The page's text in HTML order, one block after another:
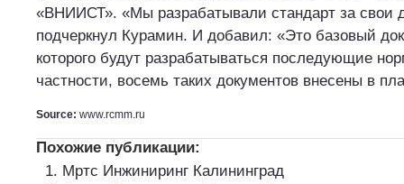
«ВНИИСТ». «Мы разрабатывали стандарт за свои
подчеркнул Курамин. И добавил: «Это базовый
которого будут разрабатываться последующие
частности, восемь таких документов внесены в
Source: www.rcmm.ru
Похожие публикации:
Мртс Инжиниринг Калининград